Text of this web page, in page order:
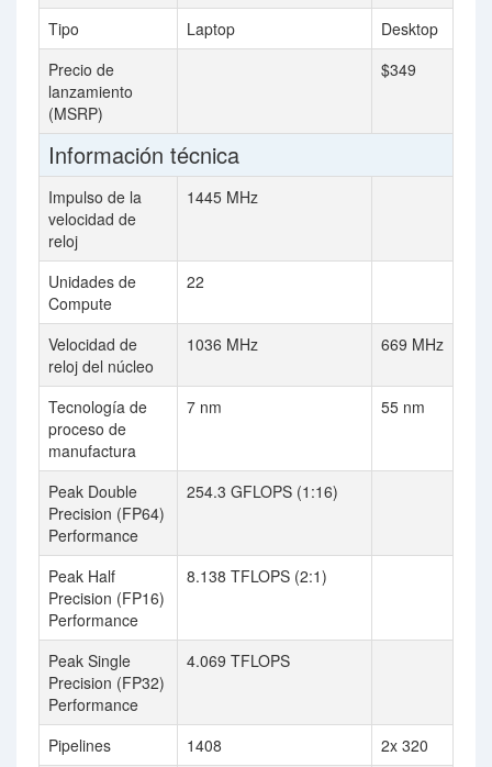
Tipo Laptop
Desktop
Precio de
lanzamiento
(MSRP)
$349
Información técnica
Impulso de la
velocidad de
reloj
1445 MHz
Unidades de
Compute
22
Velocidad de
reloj del núcleo
1036 MHz 669 MHz
Tecnología de
proceso de
manufactura
7 nm 55 nm
Peak Double
Precision (FP64)
Performance
254.3 GFLOPS (1:16)
Peak Half
Precision (FP16)
Performance
8.138 TFLOPS (2:1)
Peak Single
Precision (FP32)
Performance
4.069 TFLOPS
Pipelines 1408
2x 320